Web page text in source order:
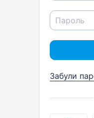
Забули